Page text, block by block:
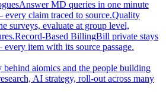
Answer MD queries in one minute
claim traced to source.Quality
surveys, evaluate at group level,
Record-Based BillingBill private stays
item with its source passage.
behind aiomics and the people building
AI strategy, roll-out across many